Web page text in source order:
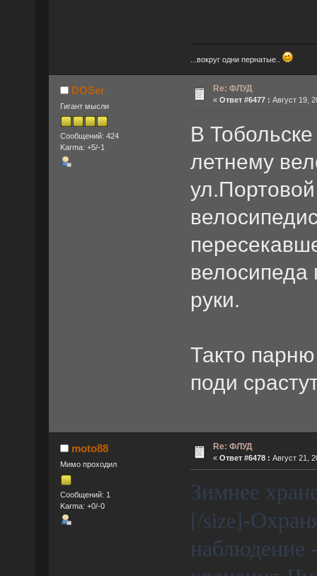
...вокруг одни пернатые..
DOSer
Гигант мысли
Сообщений: 424
Karma: +5/-1
Re: ФЛУД
« Ответ #6477 : Август 19,
В
летнему
велосипеда
руки.
Такто
поди
moto88
Мимо проходил
Сообщений: 1
Karma: +0/-0
Re: ФЛУД
« Ответ #6478 : Август 21,
Зимнее
[/size]-
наблюдение